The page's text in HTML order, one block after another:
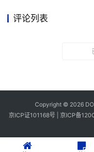
评论列表
Copyright © 2026
京ICP证101168号 | 京ICP备